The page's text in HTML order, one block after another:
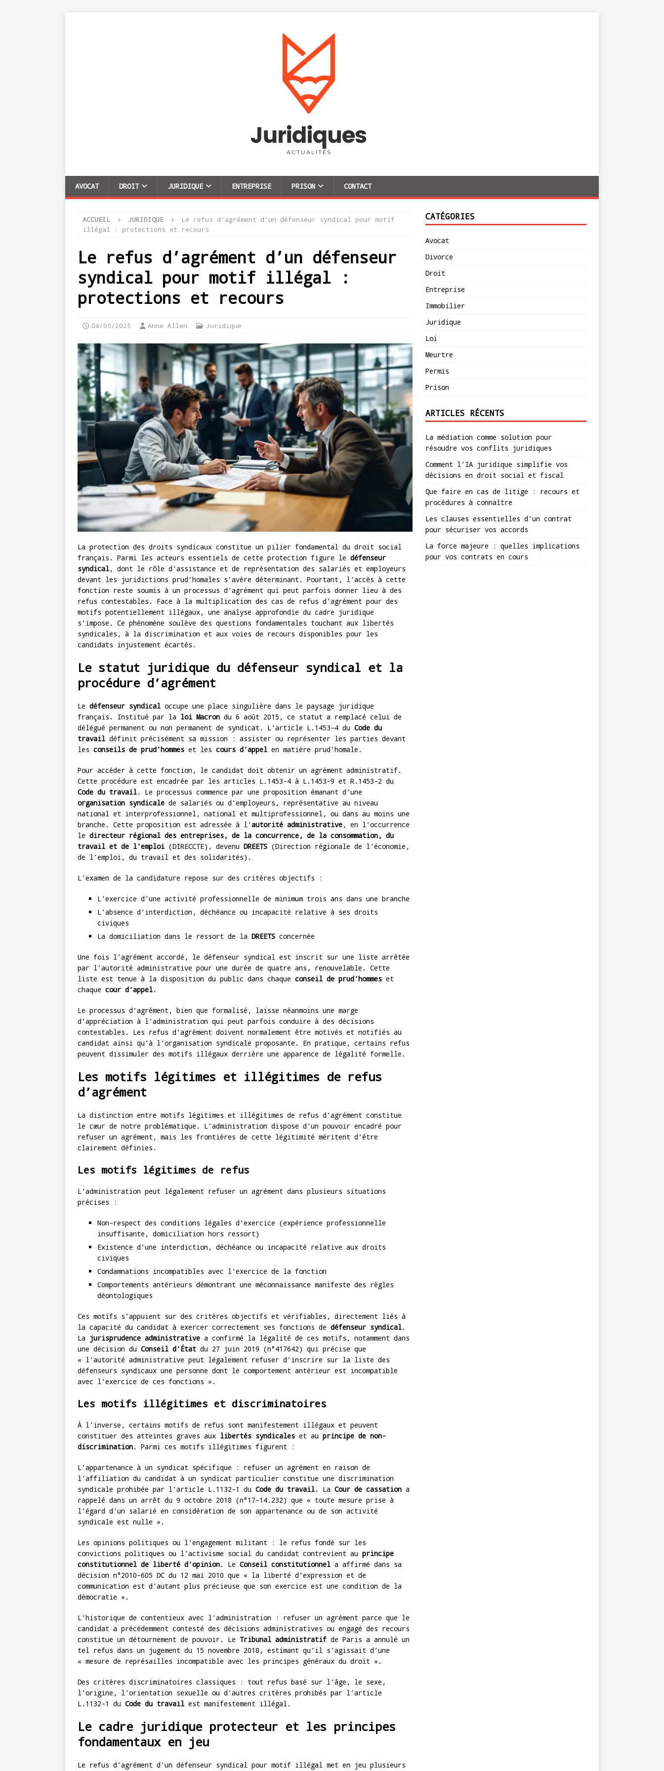
AVOCAT DROIT JURIDIQUE ENTREPRISE PRISON CONTACT
ACCUEIL JURIDIQUE
Le refus d’agrément d’un défenseur syndical pour motif
illégal : protections et recours
Le refus d’agrément d’un défenseur
syndical pour motif illégal :
protections et recours
04/05/2025 Anne Allen Juridique
La protection des droits syndicaux constitue un pilier fondamental du droit social
français. Parmi les acteurs essentiels de cette protection figure le défenseur
syndical, dont le rôle d’assistance et de représentation des salariés et employeurs
devant les juridictions prud’homales s’avère déterminant. Pourtant, l’accès à cette
fonction reste soumis à un processus d’agrément qui peut parfois donner lieu à des
refus contestables. Face à la multiplication des cas de refus d’agrément pour des
motifs potentiellement illégaux, une analyse approfondie du cadre juridique
s’impose. Ce phénomène soulève des questions fondamentales touchant aux libertés
syndicales, à la discrimination et aux voies de recours disponibles pour les
candidats injustement écartés.
Le statut juridique du défenseur syndical et la
procédure d’agrément
Le défenseur syndical occupe une place singulière dans le paysage juridique
français. Institué par la loi Macron du 6 août 2015, ce statut a remplacé celui de
délégué permanent ou non permanent de syndicat. L’article L.1453-4 du Code du
travail définit précisément sa mission : assister ou représenter les parties devant
les conseils de prud’hommes et les cours d’appel en matière prud’homale.
Pour accéder à cette fonction, le candidat doit obtenir un agrément administratif.
Cette procédure est encadrée par les articles L.1453-4 à L.1453-9 et R.1453-2 du
Code du travail. Le processus commence par une proposition émanant d’une
organisation syndicale de salariés ou d’employeurs, représentative au niveau
national et interprofessionnel, national et multiprofessionnel, ou dans au moins une
branche. Cette proposition est adressée à l’autorité administrative, en l’occurrence
le directeur régional des entreprises, de la concurrence, de la consommation, du
travail et de l’emploi (DIRECCTE), devenu DREETS (Direction régionale de l’économie,
de l’emploi, du travail et des solidarités).
L’examen de la candidature repose sur des critères objectifs :
L’exercice d’une activité professionnelle de minimum trois ans dans une branche
L’absence d’interdiction, déchéance ou incapacité relative à ses droits
civiques
La domiciliation dans le ressort de la DREETS concernée
Une fois l’agrément accordé, le défenseur syndical est inscrit sur une liste arrêtée
par l’autorité administrative pour une durée de quatre ans, renouvelable. Cette
liste est tenue à la disposition du public dans chaque conseil de prud’hommes et
chaque cour d’appel.
Le processus d’agrément, bien que formalisé, laisse néanmoins une marge
d’appréciation à l’administration qui peut parfois conduire à des décisions
contestables. Les refus d’agrément doivent normalement être motivés et notifiés au
candidat ainsi qu’à l’organisation syndicale proposante. En pratique, certains refus
peuvent dissimuler des motifs illégaux derrière une apparence de légalité formelle.
Les motifs légitimes et illégitimes de refus
d’agrément
La distinction entre motifs légitimes et illégitimes de refus d’agrément constitue
le cœur de notre problématique. L’administration dispose d’un pouvoir encadré pour
refuser un agrément, mais les frontières de cette légitimité méritent d’être
clairement définies.
Les motifs légitimes de refus
L’administration peut légalement refuser un agrément dans plusieurs situations
précises :
Non-respect des conditions légales d’exercice (expérience professionnelle
insuffisante, domiciliation hors ressort)
Existence d’une interdiction, déchéance ou incapacité relative aux droits
civiques
Condamnations incompatibles avec l’exercice de la fonction
Comportements antérieurs démontrant une méconnaissance manifeste des règles
déontologiques
Ces motifs s’appuient sur des critères objectifs et vérifiables, directement liés à
la capacité du candidat à exercer correctement ses fonctions de défenseur syndical.
La jurisprudence administrative a confirmé la légalité de ces motifs, notamment dans
une décision du Conseil d’État du 27 juin 2019 (n°417642) qui précise que
« l’autorité administrative peut légalement refuser d’inscrire sur la liste des
défenseurs syndicaux une personne dont le comportement antérieur est incompatible
avec l’exercice de ces fonctions ».
Les motifs illégitimes et discriminatoires
À l’inverse, certains motifs de refus sont manifestement illégaux et peuvent
constituer des atteintes graves aux libertés syndicales et au principe de non-
discrimination. Parmi ces motifs illégitimes figurent :
L’appartenance à un syndicat spécifique : refuser un agrément en raison de
l’affiliation du candidat à un syndicat particulier constitue une discrimination
syndicale prohibée par l’article L.1132-1 du Code du travail. La Cour de cassation a
rappelé dans un arrêt du 9 octobre 2018 (n°17-14.232) que « toute mesure prise à
l’égard d’un salarié en considération de son appartenance ou de son activité
syndicale est nulle ».
Les opinions politiques ou l’engagement militant : le refus fondé sur les
convictions politiques ou l’activisme social du candidat contrevient au principe
constitutionnel de liberté d’opinion. Le Conseil constitutionnel a affirmé dans sa
décision n°2010-605 DC du 12 mai 2010 que « la liberté d’expression et de
communication est d’autant plus précieuse que son exercice est une condition de la
démocratie ».
L’historique de contentieux avec l’administration : refuser un agrément parce que le
candidat a précédemment contesté des décisions administratives ou engagé des recours
constitue un détournement de pouvoir. Le Tribunal administratif de Paris a annulé un
tel refus dans un jugement du 15 novembre 2018, estimant qu’il s’agissait d’une
« mesure de représailles incompatible avec les principes généraux du droit ».
Des critères discriminatoires classiques : tout refus basé sur l’âge, le sexe,
l’origine, l’orientation sexuelle ou d’autres critères prohibés par l’article
L.1132-1 du Code du travail est manifestement illégal.
Le cadre juridique protecteur et les principes
fondamentaux en jeu
Le refus d’agrément d’un défenseur syndical pour motif illégal met en jeu plusieurs
CATÉGORIES
Avocat
Divorce
Droit
Entreprise
Immobilier
Juridique
Loi
Meurtre
Permis
Prison
ARTICLES RÉCENTS
La médiation comme solution pour
résoudre vos conflits juridiques
Comment l’IA juridique simplifie vos
décisions en droit social et fiscal
Que faire en cas de litige : recours et
procédures à connaître
Les clauses essentielles d’un contrat
pour sécuriser vos accords
La force majeure : quelles implications
pour vos contrats en cours